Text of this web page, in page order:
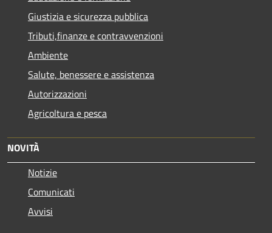
Giustizia e sicurezza pubblica
Tributi,finanze e contravvenzioni
Ambiente
Salute, benessere e assistenza
Autorizzazioni
Agricoltura e pesca
NOVITÀ
Notizie
Comunicati
Avvisi